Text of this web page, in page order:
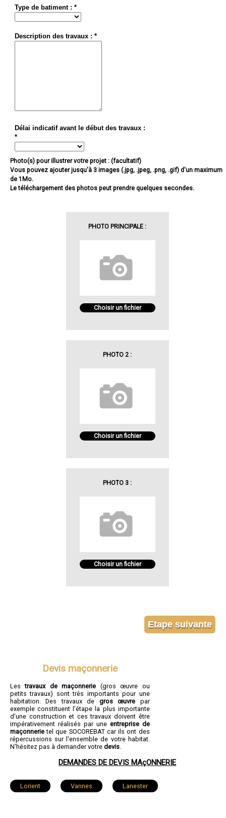
Type de batiment : *
Description des travaux : *
Délai indicatif avant le début des travaux :
*
Photo(s) pour illustrer votre projet : (facultatif)
Vous pouvez ajouter jusqu'à 3 images (.jpg, .jpeg, .png, .gif) d'un maximum
de 1Mo.
Le téléchargement des photos peut prendre quelques secondes.
PHOTO PRINCIPALE :
Choisir un fichier
PHOTO 2 :
Choisir un fichier
PHOTO 3 :
Choisir un fichier
Devis maçonnerie
Lestravaux de maçonnerie (gros œuvre ou
petits travaux) sont très importants pour une
habitation. Des travaux de gros œuvre par
exemple constituent l'étape la plus importante
d'une construction et ces travaux doivent être
impérativement réalisés par une entreprise de
maçonnerietel que SOCOREBAT car ils ont des
répercussions sur l'ensemble de votre habitat.
N'hésitez pas à demander votre devis.
DEMANDES DE DEVIS MAçONNERIE
Lorient Vannes Lanester